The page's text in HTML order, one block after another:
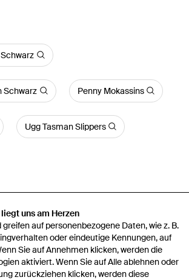
uns am Herzen
auf personenbezogene Daten, wie z. B.
oder eindeutige Kennungen, auf
Sie auf Annehmen klicken, werden die
aktiviert. Wenn Sie auf Alle ablehnen oder
zurückziehen klicken, werden diese
Schwarz Penny Mokassins
Ugg Tasman Slippers
Espadrilles aus Canvas